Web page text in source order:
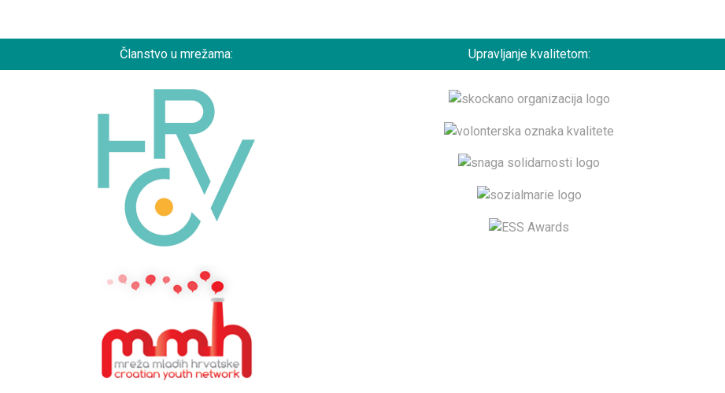
Članstvo u mrežama: Upravljanje kvalitetom: